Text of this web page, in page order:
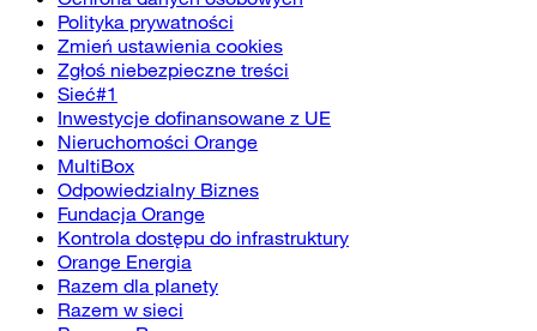
Polityka prywatności
Zmień ustawienia cookies
Zgłoś niebezpieczne treści
Sieć#1
Inwestycje dofinansowane z UE
Nieruchomości Orange
MultiBox
Odpowiedzialny Biznes
Fundacja Orange
Kontrola dostępu do infrastruktury
Orange Energia
Razem dla planety
Razem w sieci